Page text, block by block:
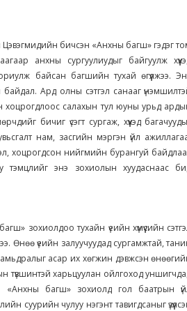
бичсэн «Анхны багш» гэдэг
анхны сургуулиудыг байгуулж
байсан багшийн тухай өгүүлжээ.
Ард олны сэтгэл санааг
хоцрогдлоос салахын тул юуны урьд
бичиг үсэгт сургаж, хүүхэд
нам, засгийн мэргэн үйл
хоцрогдсон нийгмийн бурангуй
тэмцлийг энэ зохиолын хуудаснаас
зохиолдоо тухайн үеийн хүмүүсийн
Өнөө үеийн залуучуудад сургамжтай,
амьдралыг асар их хөгжин дэвжсэн
түвшинтэй харьцуулан ойлгоход
«Анхны багш» зохиолд гол баатрын
суурийн чулуу нэгэнт тавигдсаныг